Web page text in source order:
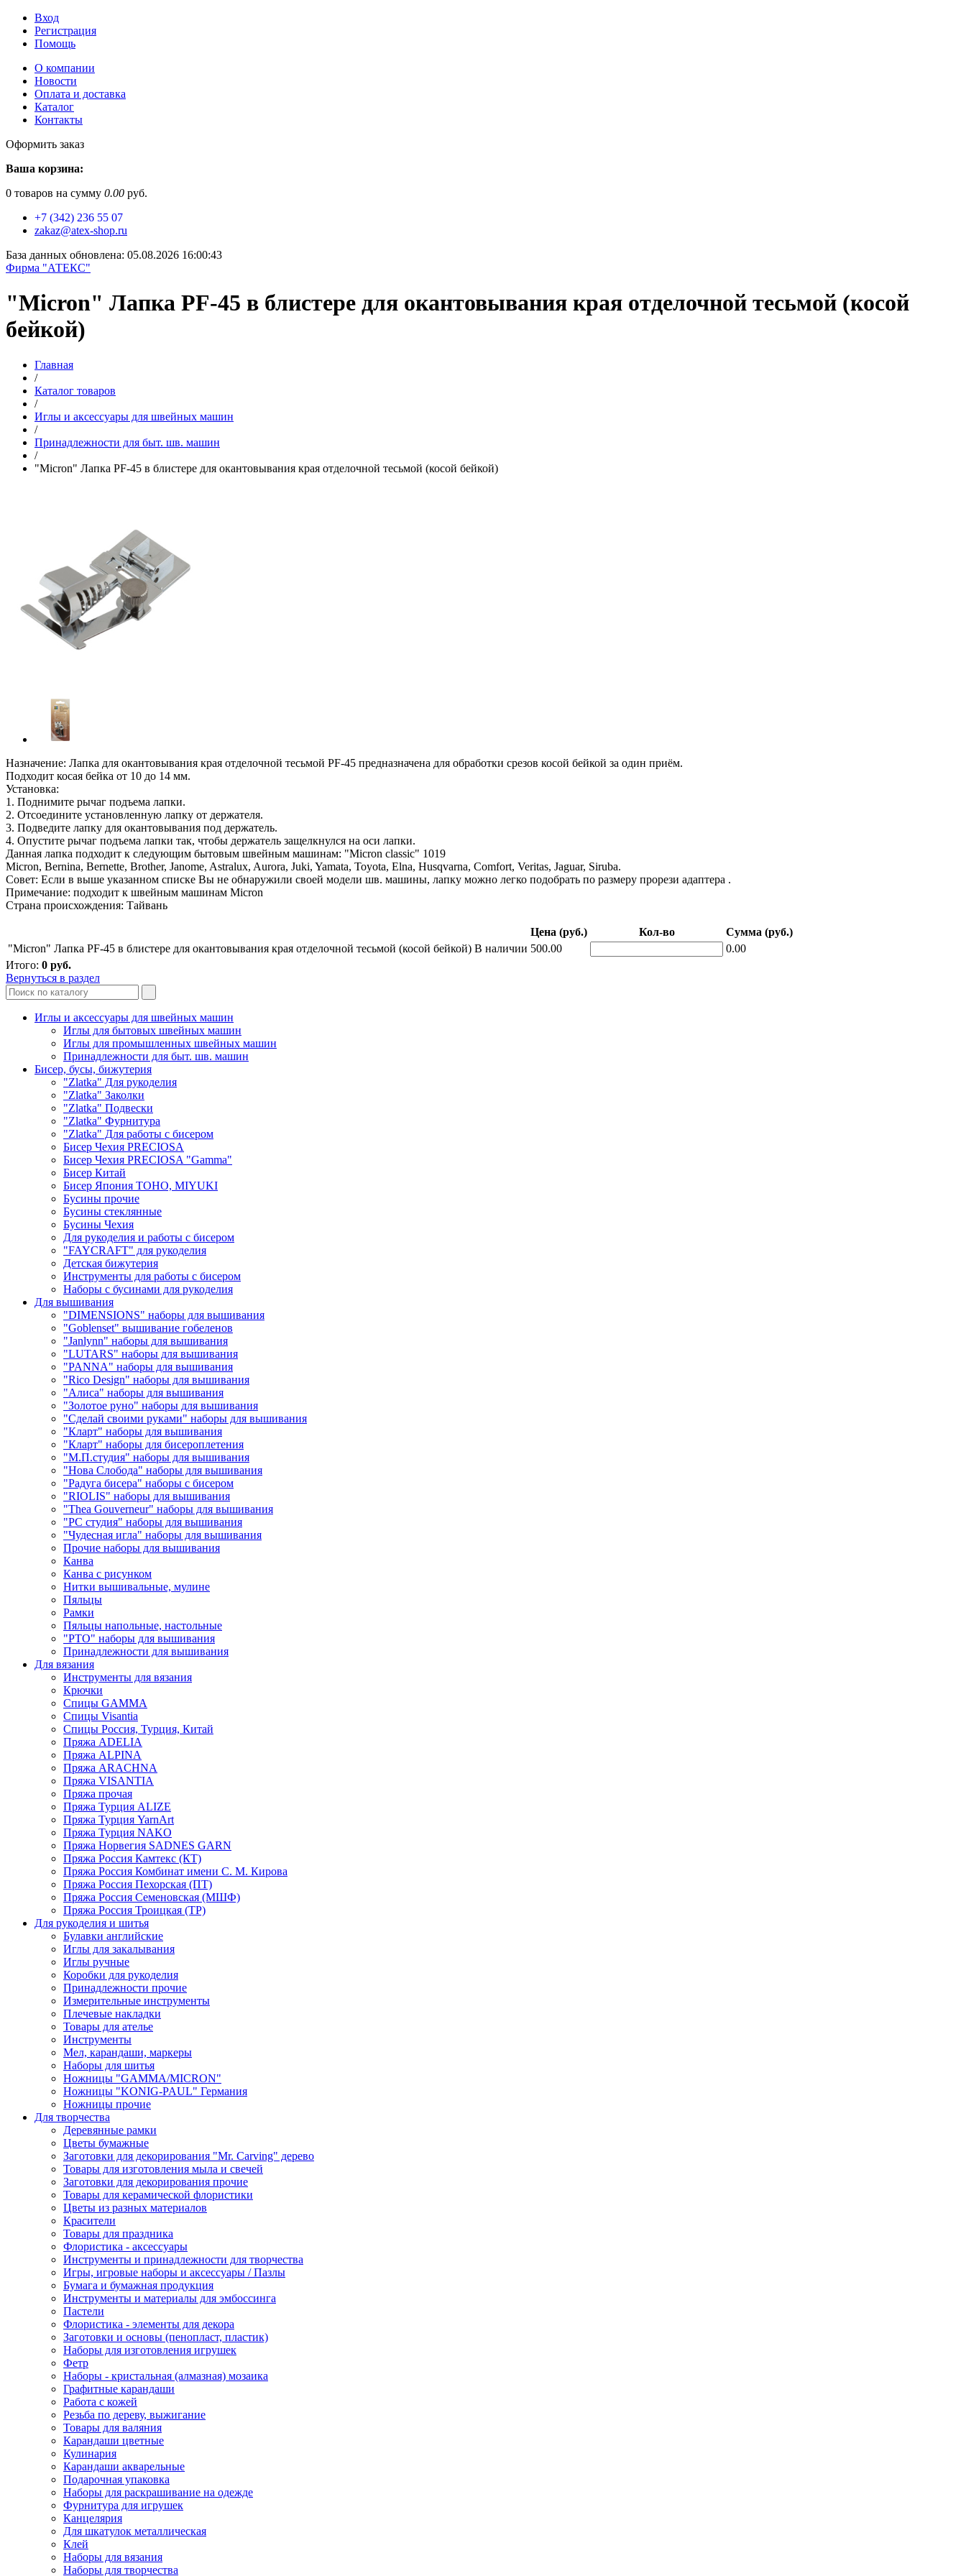
Вход
Регистрация
Помощь
О компании
Новости
Оплата и доставка
Каталог
Контакты
Оформить заказ
Ваша корзина:
0 товаров на сумму 0.00 руб.
+7 (342) 236 55 07
zakaz@atex-shop.ru
База данных обновлена: 05.08.2026 16:00:43
Фирма "АТЕКС"
"Micron" Лапка PF-45 в блистере для окантовывания края отделочной тесьмой (косой
бейкой)
Главная
/
Каталог товаров
/
Иглы и аксессуары для швейных машин
/
Принадлежности для быт. шв. машин
/
"Micron" Лапка PF-45 в блистере для окантовывания края отделочной тесьмой (косой бейкой)
Назначение: Лапка для окантовывания края отделочной тесьмой PF-45 предназначена для обработки срезов косой бейкой за один приём.
Подходит косая бейка от 10 до 14 мм.
Установка:
1. Поднимите рычаг подъема лапки.
2. Отсоедините установленную лапку от держателя.
3. Подведите лапку для окантовывания под держатель.
4. Опустите рычаг подъема лапки так, чтобы держатель защелкнулся на оси лапки.
Данная лапка подходит к следующим бытовым швейным машинам: "Micron classic" 1019
Micron, Bernina, Bernette, Brother, Janome, Astralux, Aurora, Juki, Yamata, Toyota, Elna, Husqvarna, Comfort, Veritas, Jaguar, Siruba.
Совет: Если в выше указанном списке Вы не обнаружили своей модели шв. машины, лапку можно легко подобрать по размеру прорези адаптера .
Примечание: подходит к швейным машинам Micron
Страна происхождения: Тайвань
Цена (руб.) Кол-во
Сумма (руб.)
"Micron" Лапка PF-45 в блистере для окантовывания края отделочной тесьмой (косой бейкой) В наличии 500.00
0.00
Итого: 0 руб.
Вернуться в раздел
Иглы и аксессуары для швейных машин
Иглы для бытовых швейных машин
Иглы для промышленных швейных машин
Принадлежности для быт. шв. машин
Бисер, бусы, бижутерия
"Zlatka" Для рукоделия
"Zlatka" Заколки
"Zlatka" Подвески
"Zlatka" Фурнитура
"Zlatka" Для работы с бисером
Бисер Чехия PRECIOSA
Бисер Чехия PRECIOSA "Gamma"
Бисер Китай
Бисер Япония TOHO, MIYUKI
Бусины прочие
Бусины стеклянные
Бусины Чехия
Для рукоделия и работы с бисером
"FAYCRAFT" для рукоделия
Детская бижутерия
Инструменты для работы с бисером
Наборы с бусинами для рукоделия
Для вышивания
"DIMENSIONS" наборы для вышивания
"Goblenset" вышивание гобеленов
"Janlynn" наборы для вышивания
"LUTARS" наборы для вышивания
"PANNA" наборы для вышивания
"Rico Design" наборы для вышивания
"Алиса" наборы для вышивания
"Золотое руно" наборы для вышивания
"Сделай своими руками" наборы для вышивания
"Кларт" наборы для вышивания
"Кларт" наборы для бисероплетения
"М.П.студия" наборы для вышивания
"Нова Слобода" наборы для вышивания
"Радуга бисера" наборы с бисером
"RIOLIS" наборы для вышивания
"Thea Gouverneur" наборы для вышивания
"РС студия" наборы для вышивания
"Чудесная игла" наборы для вышивания
Прочие наборы для вышивания
Канва
Канва с рисунком
Нитки вышивальные, мулине
Пяльцы
Рамки
Пяльцы напольные, настольные
"РТО" наборы для вышивания
Принадлежности для вышивания
Для вязания
Инструменты для вязания
Крючки
Спицы GAMMA
Спицы Visantia
Спицы Россия, Турция, Китай
Пряжа ADELIA
Пряжа ALPINA
Пряжа ARACHNA
Пряжа VISANTIA
Пряжа прочая
Пряжа Турция ALIZE
Пряжа Турция YarnArt
Пряжа Турция NAKO
Пряжа Норвегия SADNES GARN
Пряжа Россия Камтекс (КТ)
Пряжа Россия Комбинат имени С. М. Кирова
Пряжа Россия Пехорская (ПТ)
Пряжа Россия Семеновская (МШФ)
Пряжа Россия Троицкая (ТР)
Для рукоделия и шитья
Булавки английские
Иглы для закалывания
Иглы ручные
Коробки для рукоделия
Принадлежности прочие
Измерительные инструменты
Плечевые накладки
Товары для ателье
Инструменты
Мел, карандаши, маркеры
Наборы для шитья
Ножницы "GAMMA/MICRON"
Ножницы "KONIG-PAUL" Германия
Ножницы прочие
Для творчества
Деревянные рамки
Цветы бумажные
Заготовки для декорирования "Mr. Carving" дерево
Товары для изготовления мыла и свечей
Заготовки для декорирования прочие
Товары для керамической флористики
Цветы из разных материалов
Красители
Товары для праздника
Флористика - аксессуары
Инструменты и принадлежности для творчества
Игры, игровые наборы и аксессуары / Пазлы
Бумага и бумажная продукция
Инструменты и материалы для эмбоссинга
Пастели
Флористика - элементы для декора
Заготовки и основы (пенопласт, пластик)
Наборы для изготовления игрушек
Фетр
Наборы - кристальная (алмазная) мозаика
Графитные карандаши
Работа с кожей
Резьба по дереву, выжигание
Товары для валяния
Карандаши цветные
Кулинария
Карандаши акварельные
Подарочная упаковка
Наборы для раскрашивание на одежде
Фурнитура для игрушек
Канцелярия
Для шкатулок металлическая
Клей
Наборы для вязания
Наборы для творчества